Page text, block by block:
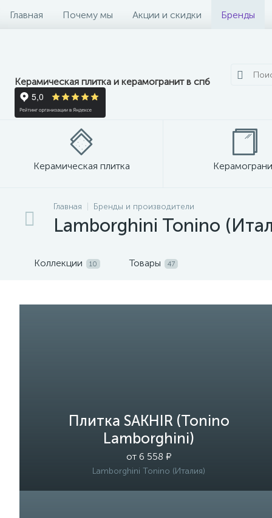
Главная Почему мы Акции и скидки Бренды
Керамическая плитка и керамогранит в спб
Керамическая плитка
Главная Бренды и производители
Lamborghini Tonino
Коллекции 10 Товары 47
Плитка SAKHIR (Tonino
Lamborghini)
от 6 558 ₽
Lamborghini Tonino (Италия)